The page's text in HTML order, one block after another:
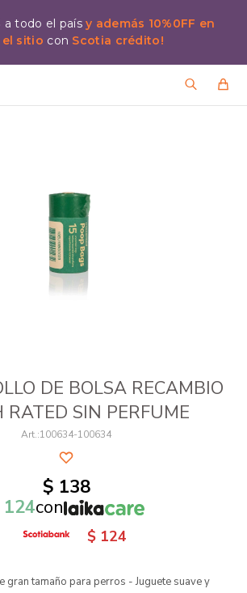
a todo el paísy además 10%0FF en
sitio con Scotia crédito!
DE BOLSA RECAMBIO
RATED SIN PERFUME
100634-100634
$ 138
124con
$ 124
gran tamaño para perros - Juguete suave y